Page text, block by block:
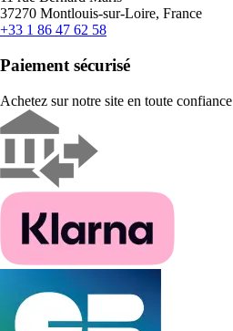
37270 Montlouis-sur-Loire, France
+33 1 86 47 62 58
Paiement sécurisé
Achetez sur notre site en toute confiance